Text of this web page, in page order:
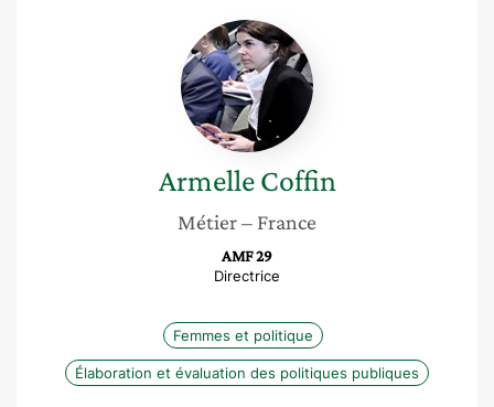
Armelle
Coffin
Armelle Coffin
Métier– France
AMF 29
Directrice
Femmes et politique
Élaboration et évaluation des politiques publiques